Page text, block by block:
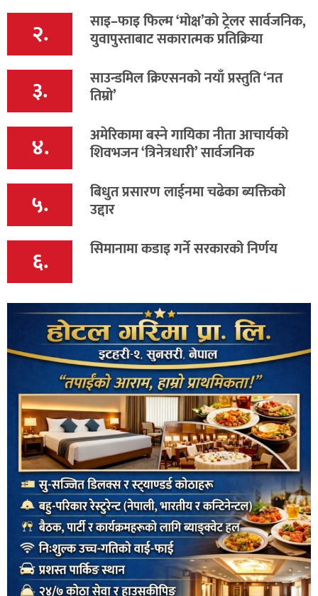
२. साइ–फाइ फिल्म ‘मोक्ष’को ट्रेलर सार्वजनिक,
युवापुस्ताबाट सकारात्मक प्रतिक्रिया
३. साउन्डमिल क्रिएसनको नयाँ प्रस्तुति ‘नत
तिम्रो’
४. अमेरिकामा बस्ने गायिका नीता आचार्यको
शिवभजन ‘त्रिनेत्रधारी’ सार्वजनिक
५. बिधुत प्रसारण लाईनमा चढेका ब्यक्तिको
उद्दार
६. सिमानामा कडाइ गर्ने सरकारको निर्णय